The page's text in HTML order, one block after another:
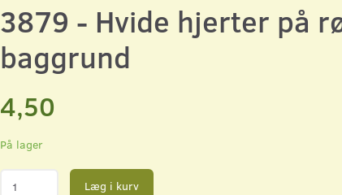
3879 - Hvide hjerter på
baggrund
4,50
På lager
Læg i kurv